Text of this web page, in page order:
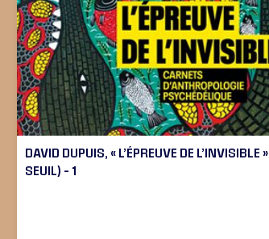
DAVID DUPUIS, « L’ÉPREUVE DE L’INVISIBLE
SEUIL) – 1